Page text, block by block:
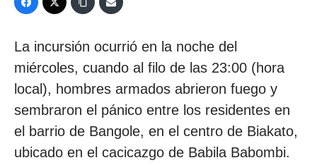
La incursión ocurrió en la noche del
miércoles, cuando al filo de las 23:00 (hora
local), hombres armados abrieron fuego y
sembraron el pánico entre los residentes en
el barrio de Bangole, en el centro de Biakato,
ubicado en el cacicazgo de Babila Babombi.